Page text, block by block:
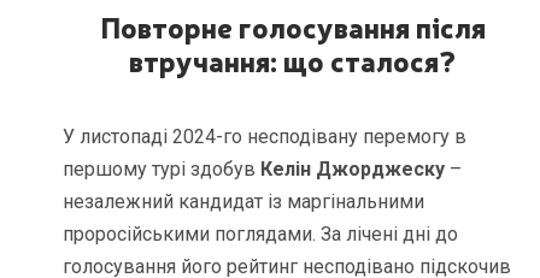
Повторне голосування після
втручання: що сталося?
У листопаді 2024-го несподівану перемогу в
першому турі здобув Келін Джорджеску –
незалежний кандидат із маргінальними
проросійськими поглядами. За лічені дні до
голосування його рейтинг несподівано підскочив